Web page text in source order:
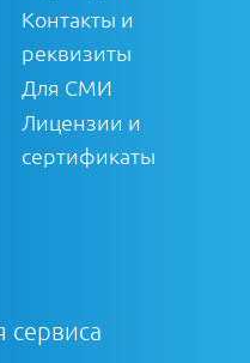
Контакты и
реквизиты
Для СМИ
Лицензии и
сертификаты
сервиса